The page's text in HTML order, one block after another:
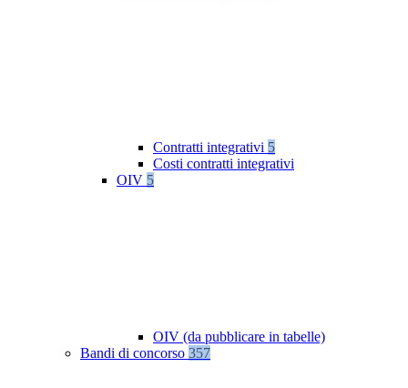
Contratti integrativi 5
Costi contratti integrativi
OIV 5
OIV (da pubblicare in tabelle)
Bandi di concorso 357